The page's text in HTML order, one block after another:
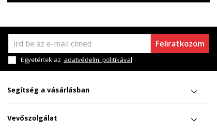
Feliratkozom
Egyetértek az adatvédelmi politikával
Segítség a vásárlásban
Vevőszolgálat